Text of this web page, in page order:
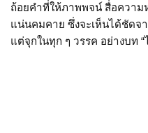
ถ้อยคำที่ให้ภาพพจน์ สื่อควา
แน่นคมคาย ซึ่งจะเห็นได้ชัดจ
แต่จุกในทุก ๆ วรรค อย่างบท “
ไม่ต้องเ
แค่รู้วิธีทำ
อาวุธอา